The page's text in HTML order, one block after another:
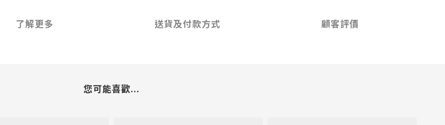
了解更多 送貨及付款方式 顧客評價
您可能喜歡...